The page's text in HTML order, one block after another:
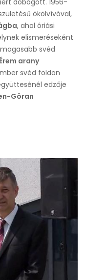
ökölvívóval,
, ahol óriási
elismeréseként
svéd
arany
svéd földön
edzője
Göran